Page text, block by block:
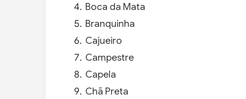
Boca da Mata
Branquinha
Cajueiro
Campestre
Capela
Chã Preta